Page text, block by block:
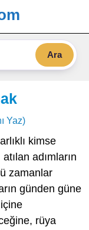
Ara
Yaz)
kimse
adımların
zamanlar
günden güne
rüya